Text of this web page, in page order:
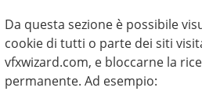
Da questa sezione è possibile
cookie di tutti o parte dei siti
vfxwizard.com, e bloccarne la
permanente. Ad esempio: